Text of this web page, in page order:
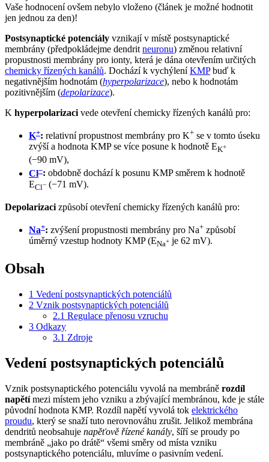
Vaše hodnocení ovšem nebylo vloženo (článek je možné hodnotit
jen jednou za den)!
Postsynaptické potenciály vznikají v místě postsynaptické
membrány (předpokládejme dendrit neuronu) změnou relativní
propustnosti membrány pro ionty, která je dána otevřením určitých
chemicky řízených kanálů. Dochází k vychýleníKMPbuď k
negativnějším hodnotám (hyperpolarizace), nebo k hodnotám
pozitivnějším (depolarizace).
K hyperpolarizaci vede otevření chemicky řízených kanálů pro:
K+: relativní propustnost membrány pro K+ se v tomto úseku
zvýší a hodnota KMP se více posune k hodnotě EK+
(−90 mV),
Cl−: obdobně dochází k posunu KMP směrem k hodnotě
ECl− (−71 mV).
Depolarizaci způsobí otevření chemicky řízených kanálů pro:
Na+: zvýšení propustnosti membrány pro Na+ způsobí
úměrný vzestup hodnoty KMP (ENa+ je 62 mV).
Obsah
1 Vedení postsynaptických potenciálů
2 Vznik postsynaptických potenciálů
2.1 Regulace přenosu vzruchu
3 Odkazy
3.1 Zdroje
Vedení postsynaptických potenciálů
Vznik postsynaptického potenciálu vyvolá na membráně rozdíl
napětímezi místem jeho vzniku a zbývající membránou, kde je stále
původní hodnota KMP. Rozdíl napětí vyvolá tok elektrického
proudu, který se snaží tuto nerovnováhu zrušit. Jelikož membrána
dendritů neobsahuje napěťově řízené kanály, šíří se proudy po
membráně „jako po drátě“ všemi směry od místa vzniku
postsynaptického potenciálu, mluvíme o pasivním vedení.